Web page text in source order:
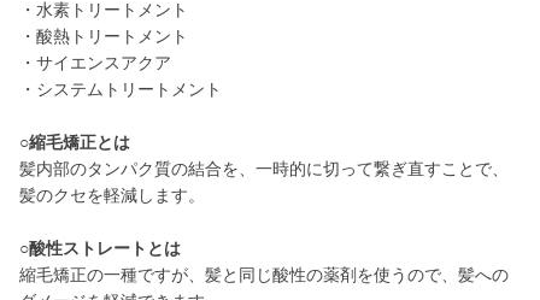
・水素トリートメント
・酸熱トリートメント
・サイエンスアクア
・システムトリートメント
○縮毛矯正とは
髪内部のタンパク質の結合を、一時的に切って繋ぎ直すことで、
髪のクセを軽減します。
○酸性ストレートとは
縮毛矯正の一種ですが、髪と同じ酸性の薬剤を使うので、髪への